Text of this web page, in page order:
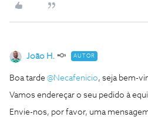
João H. AUTOR
Boa tarde @Necafenicio, seja bem-
Vamos endereçar o seu pedido à
Envie-nos, por favor, uma